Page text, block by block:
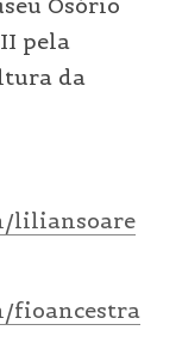
Osório
II pela
da
liliansoare
fioancestra